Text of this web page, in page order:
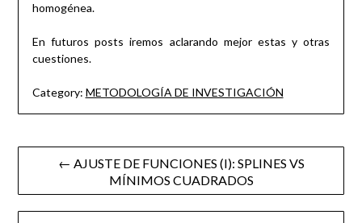
homogénea.
En futuros posts iremos aclarando mejor estas y otras
cuestiones.
Category: METODOLOGÍA DE INVESTIGACIÓN
Post ← AJUSTE DE FUNCIONES (I): SPLINES VS
MÍNIMOS CUADRADOS